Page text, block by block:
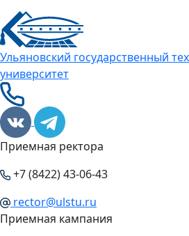
Ульяновский государственный
университет
Приемная ректора
+7 (8422) 43-06-43
rector@ulstu.ru
Приемная кампания